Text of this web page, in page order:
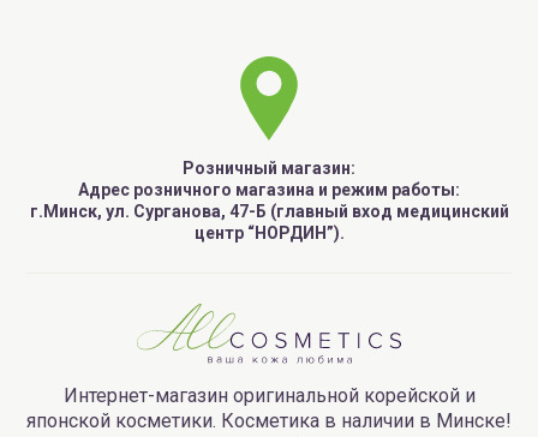
Розничный магазин:
Адрес розничного магазина и режим работы:
г.Минск, ул. Сурганова, 47-Б (главный вход медицинский
центр “НОРДИН”).
Интернет-магазин оригинальной корейской и
японской косметики. Косметика в наличии в Минске!